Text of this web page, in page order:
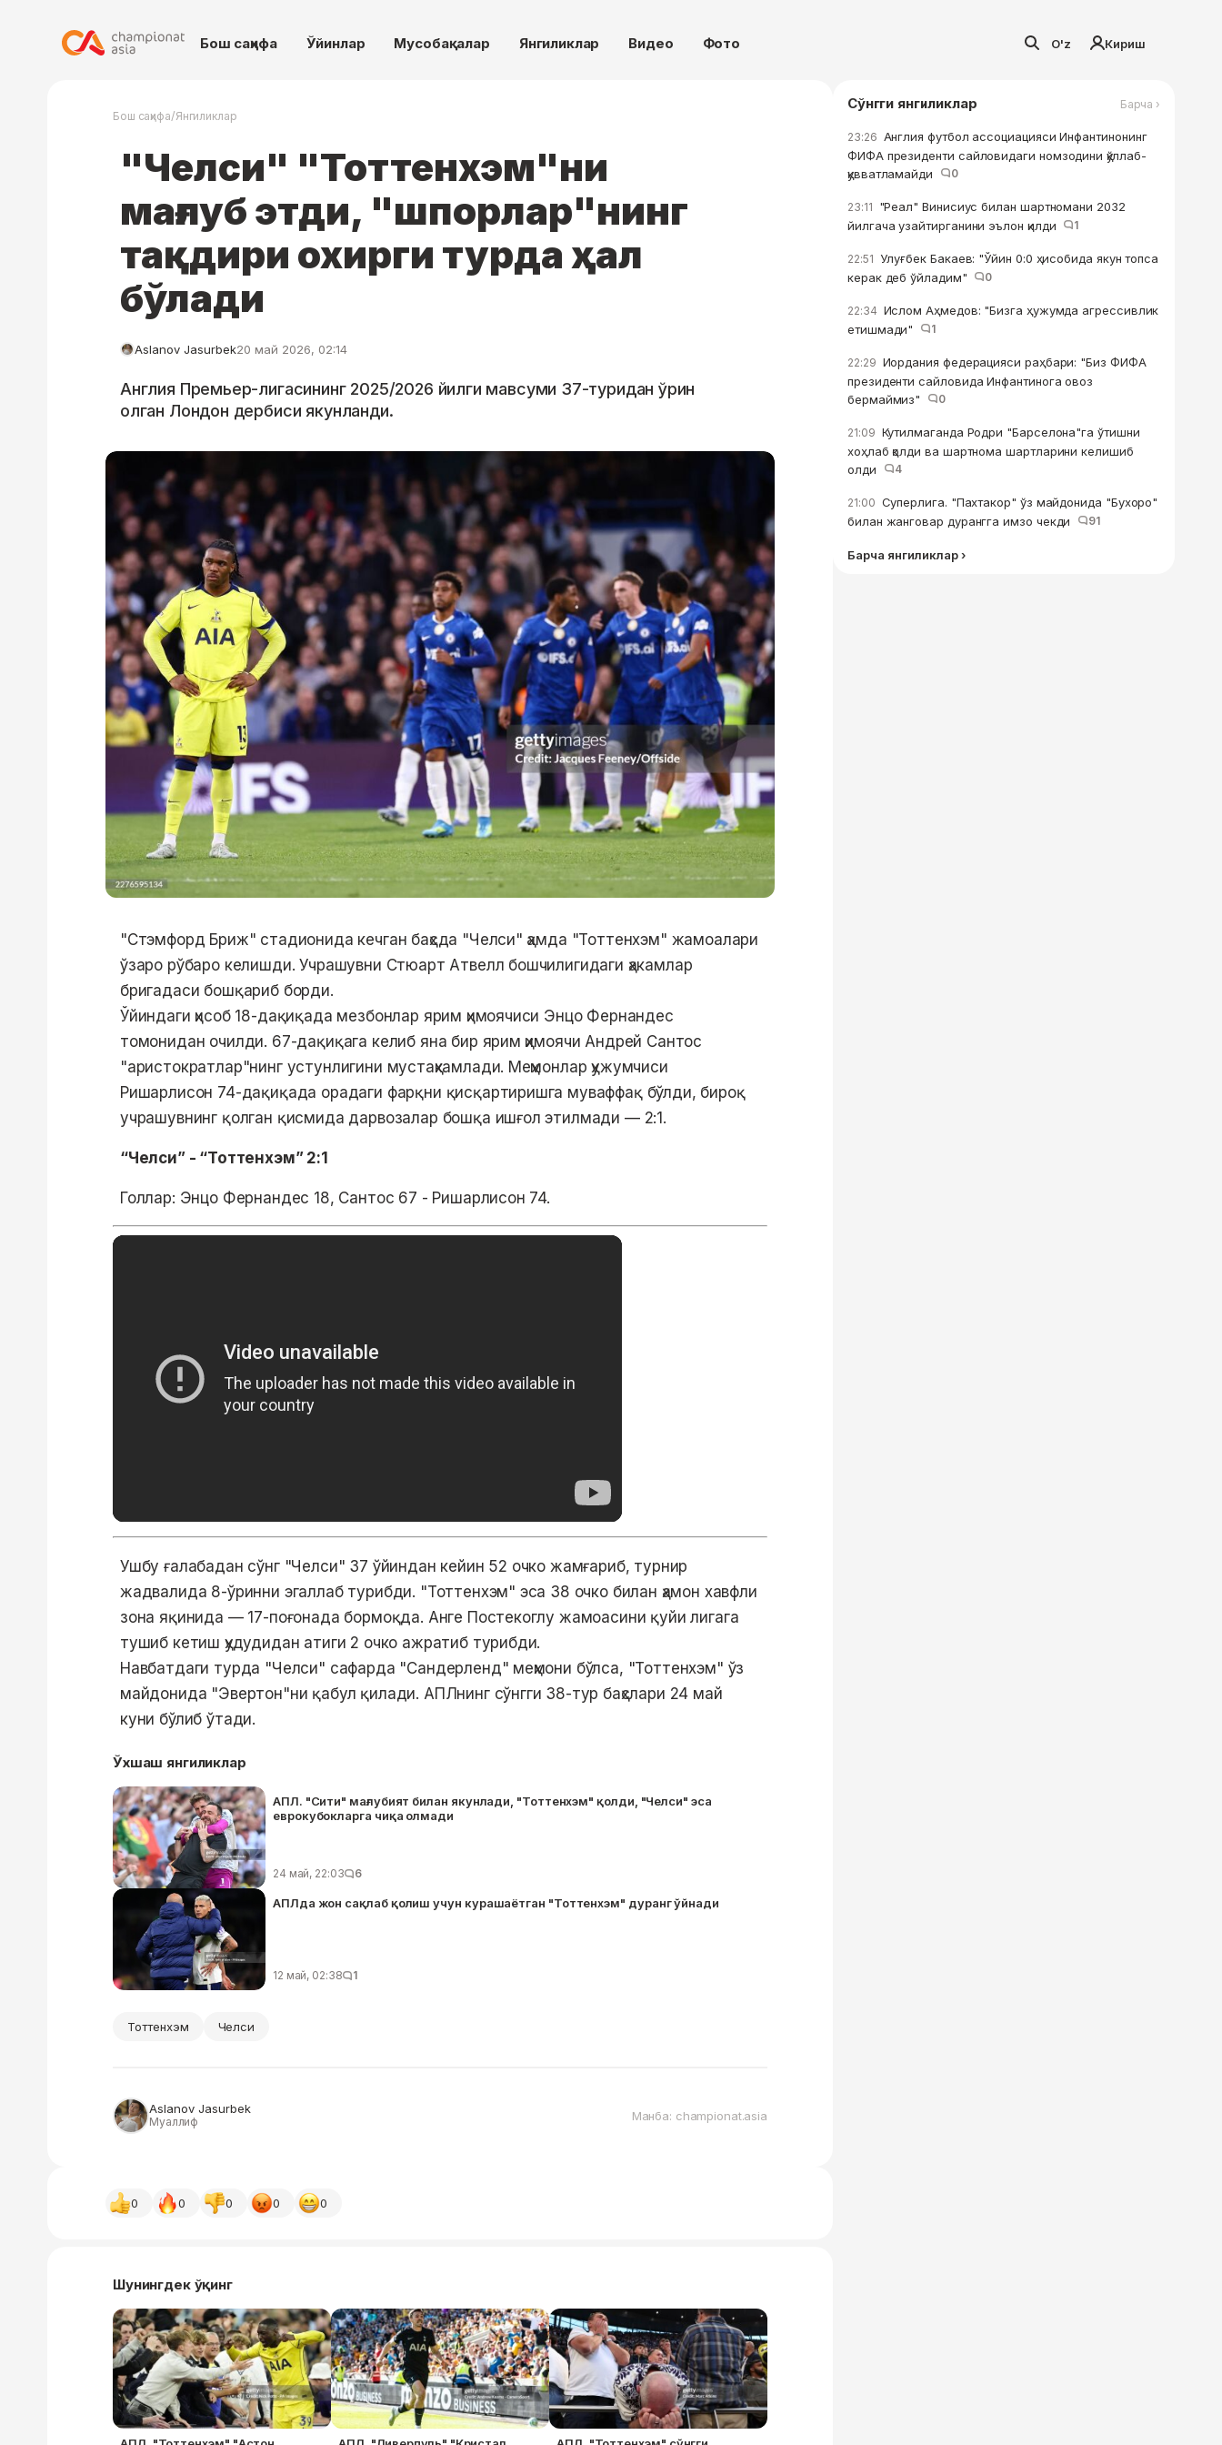
Бош саҳифа Ўйинлар Мусобақалар Янгиликлар Видео Фото O'z Кириш
Бош саҳифа/Янгиликлар
"Челси" "Тоттенхэм"ни
мағлуб этди, "шпорлар"нинг
тақдири охирги турда ҳал
бўлади
Aslanov Jasurbek20 май 2026, 02:14
Англия Премьер-лигасининг 2025/2026 йилги мавсуми 37-туридан ўрин
олган Лондон дербиси якунланди.
"Стэмфорд Бриж" стадионида кечган баҳсда "Челси" ҳамда "Тоттенхэм" жамоалари
ўзаро рўбаро келишди. Учрашувни Стюарт Атвелл бошчилигидаги ҳакамлар
бригадаси бошқариб борди.
Ўйиндаги ҳисоб 18-дақиқада мезбонлар ярим ҳимоячиси Энцо Фернандес
томонидан очилди. 67-дақиқага келиб яна бир ярим ҳимоячи Андрей Сантос
"аристократлар"нинг устунлигини мустаҳкамлади. Меҳмонлар ҳужумчиси
Ришарлисон 74-дақиқада орадаги фарқни қисқартиришга муваффақ бўлди, бироқ
учрашувнинг қолган қисмида дарвозалар бошқа ишғол этилмади — 2:1.
“Челси” - “Тоттенхэм” 2:1
Голлар: Энцо Фернандес 18, Сантос 67 - Ришарлисон 74.
Ушбу ғалабадан сўнг "Челси" 37 ўйиндан кейин 52 очко жамғариб, турнир
жадвалида 8-ўринни эгаллаб турибди. "Тоттенхэм" эса 38 очко билан ҳамон хавфли
зона яқинида — 17-поғонада бормоқда. Анге Постекоглу жамоасини қуйи лигага
тушиб кетиш ҳудудидан атиги 2 очко ажратиб турибди.
Навбатдаги турда "Челси" сафарда "Сандерленд" меҳмони бўлса, "Тоттенхэм" ўз
майдонида "Эвертон"ни қабул қилади. АПЛнинг сўнгги 38-тур баҳслари 24 май
куни бўлиб ўтади.
Ўхшаш янгиликлар
АПЛ. "Сити" мағлубият билан якунлади, "Тоттенхэм" қолди, "Челси" эса
еврокубокларга чиқа олмади
24 май, 22:03 6
АПЛда жон сақлаб қолиш учун курашаётган "Тоттенхэм" дуранг ўйнади
12 май, 02:38 1
Тоттенхэм Челси
Aslanov Jasurbek
Муаллиф Манба: championat.asia
0 0 0 0 0
Шунингдек ўқинг
Сўнгги янгиликлар Барча ›
23:26 Англия футбол ассоциацияси Инфантинонинг
ФИФА президенти сайловидаги номзодини қўллаб-
қувватламайди
0
23:11 "Реал" Винисиус билан шартномани 2032
йилгача узайтирганини эълон қилди
1
22:51 Улуғбек Бакаев: "Ўйин 0:0 ҳисобида якун топса
керак деб ўйладим"
0
22:34 Ислом Аҳмедов: "Бизга ҳужумда агрессивлик
етишмади"
1
22:29 Иордания федерацияси раҳбари: "Биз ФИФА
президенти сайловида Инфантинога овоз
бермаймиз"
0
21:09 Кутилмаганда Родри "Барселона"га ўтишни
хоҳлаб қолди ва шартнома шартларини келишиб
олди
4
21:00 Суперлига. "Пахтакор" ўз майдонида "Бухоро"
билан жанговар дурангга имзо чекди
91
Барча янгиликлар ›